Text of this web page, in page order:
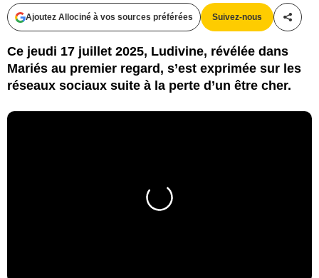
Ajoutez Allociné à vos sources préférées Suivez-nous
Ce jeudi 17 juillet 2025, Ludivine, révélée dans
Mariés au premier regard, s’est exprimée sur les
réseaux sociaux suite à la perte d’un être cher.